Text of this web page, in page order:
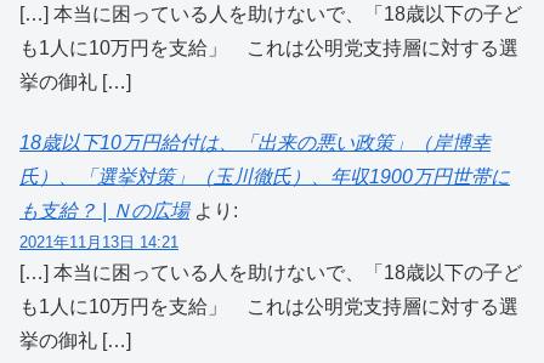
[…] 本当に困っている人を助けないで、「18歳以下の子ど
も1人に10万円を支給」 これは公明党支持層に対する選
挙の御礼 […]
18歳以下10万円給付は、「出来の悪い政策」（岸博幸
氏）、「選挙対策」（玉川徹氏）、年収1900万円世帯に
も支給？ | Ｎの広場 より:
2021年11月13日 14:21
[…] 本当に困っている人を助けないで、「18歳以下の子ど
も1人に10万円を支給」 これは公明党支持層に対する選
挙の御礼 […]